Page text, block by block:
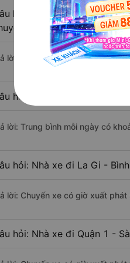
hỏi: Khoảng cách từ La
bằng xe khách?
lời: Đoạn đường đi Quận 1 -
hỏi: Mỗi ngày có bao
lời: Trung bình mỗi ngày có
hỏi: Nhà xe đi La Gi -
lời: Chuyến xe có giờ xuất
hỏi: Nhà xe đi Quận 1 -